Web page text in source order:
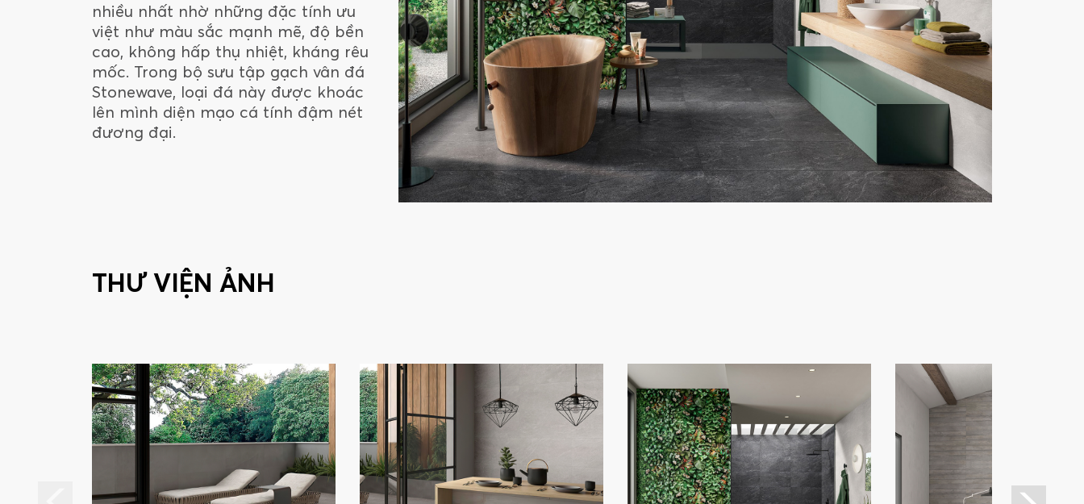
nhiều nhất nhờ những đặc tính ưu
việt như màu sắc mạnh mẽ, độ bền
cao, không hấp thụ nhiệt, kháng rêu
mốc. Trong bộ sưu tập gạch vân đá
Stonewave, loại đá này được khoác
lên mình diện mạo cá tính đậm nét
đương đại.
THƯ VIỆN ẢNH